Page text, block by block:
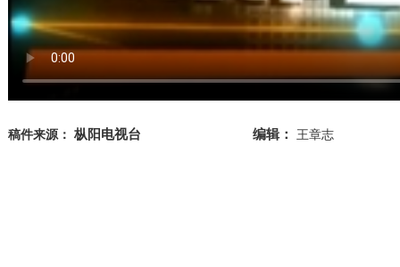
稿件来源： 枞阳电视台 编辑： 王章志